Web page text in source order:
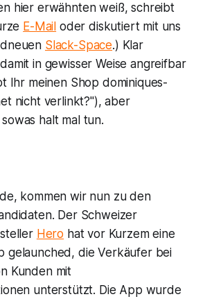
hier erwähnten weiß, schreibt
E-Mail oder diskutiert mit uns
Slack-Space.) Klar
in gewisser Weise angreifbar
Ihr meinen Shop dominiques-
nicht verlinkt?"), aber
halt mal tun.
kommen wir nun zu den
Der Schweizer
Hero hat vor Kurzem eine
gelaunched, die Verkäufer bei
Kunden mit
unterstützt. Die App wurde